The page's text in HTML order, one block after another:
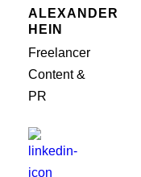
ALEXANDER
HEIN
Freelancer
Content &
PR